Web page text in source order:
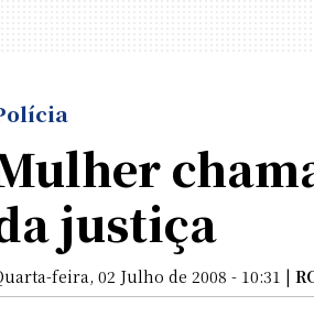
justiça
feira, 02 Julho de 2008 - 10:31 |